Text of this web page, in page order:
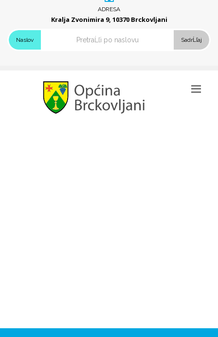
ADRESA
Kralja Zvonimira 9, 10370 Brckovljani
Naslov SadrĹľaj